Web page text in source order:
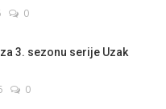
0
3. sezonu serije Uzak
0